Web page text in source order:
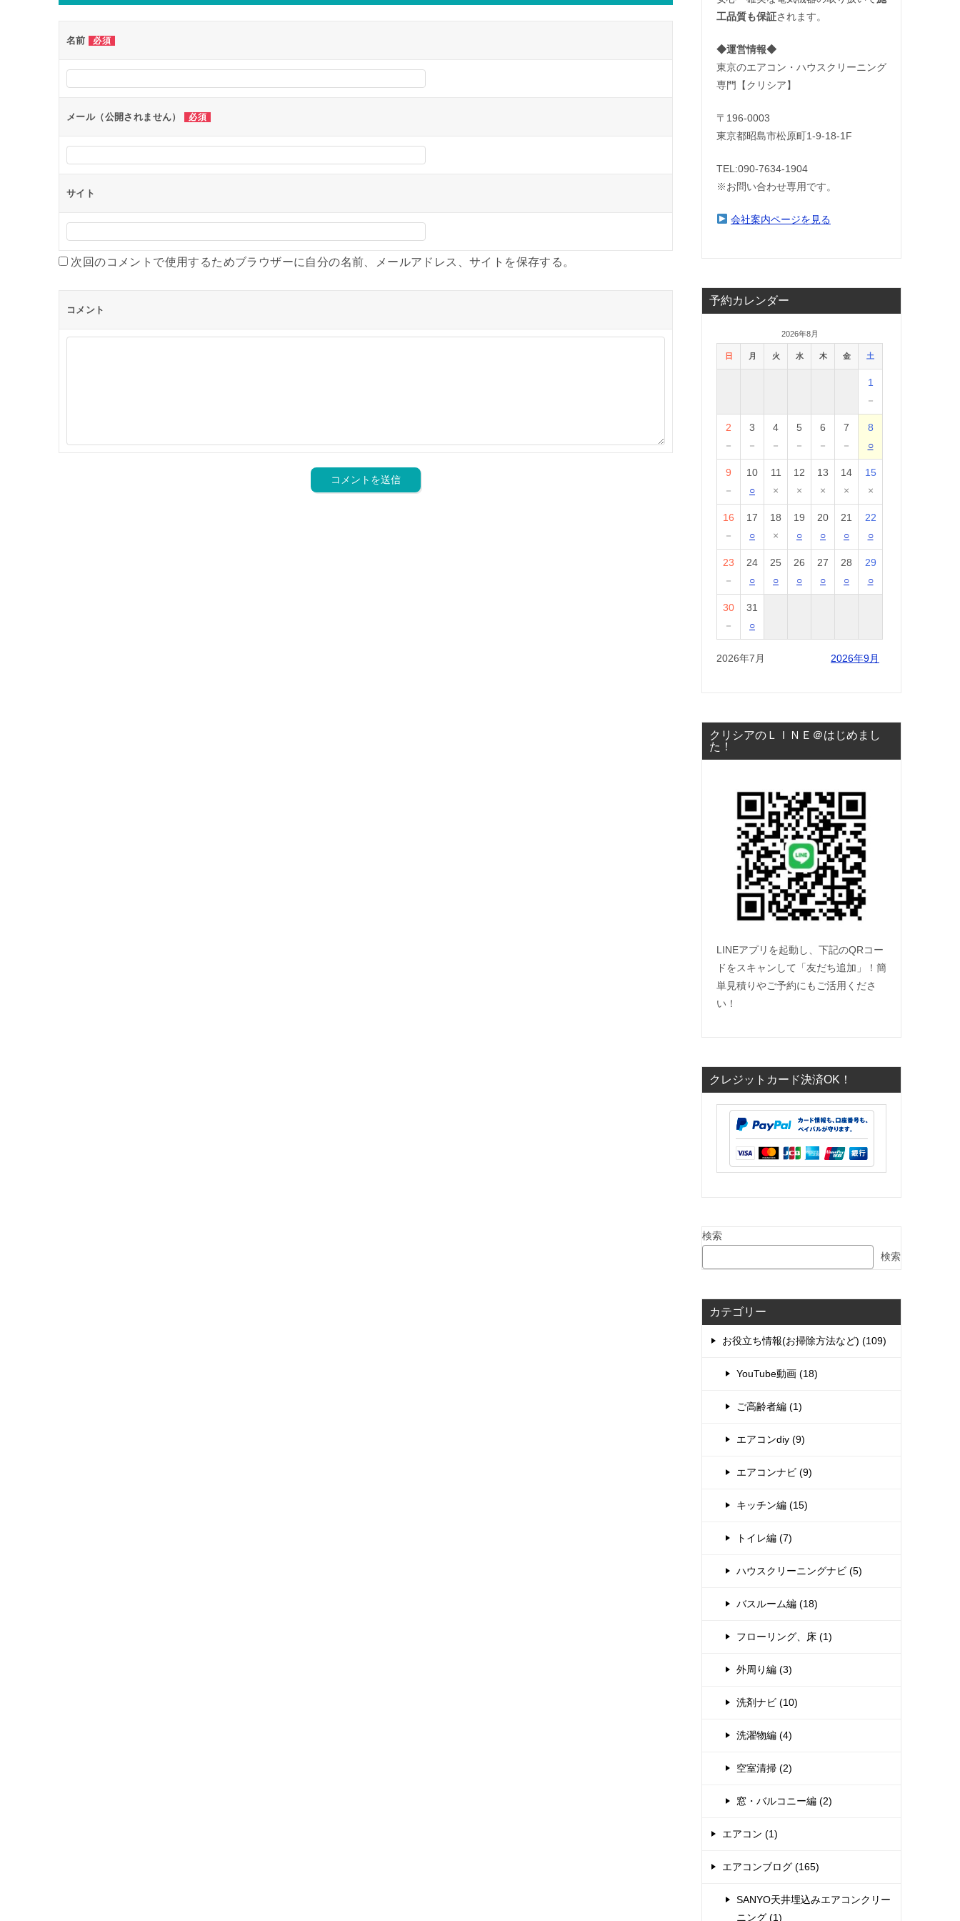
名前 必須
メール（公開されません） 必須
サイト
次回のコメントで使用するためブラウザーに自分の名前、メールアドレス、サイトを保存する。
コメント
工品質も保証されます。
◆運営情報◆
東京のエアコン・ハウスクリーニング
専門【クリシア】
〒196-0003
東京都昭島市松原町1-9‐18‐1F
TEL:090-7634-1904
※お問い合わせ専用です。
会社案内ページを見る
予約カレンダー
2026年8月
日 月 火 水 木 金 土
1
－
2
－
3
－
4
－
5
－
6
－
7
－
8
○
9
－
10
○
11
×
12
×
13
×
14
×
15
×
16
－
17
○
18
×
19
○
20
○
21
○
22
○
23
－
24
○
25
○
26
○
27
○
28
○
29
○
30
－
31
○
2026年7月 2026年9月
クリシアのＬＩＮＥ＠はじめまし
た！
LINEアプリを起動し、下記のQRコー
ドをスキャンして「友だち追加」！簡
単見積りやご予約にもご活用くださ
い！
クレジットカード決済OK！
検索
検索
カテゴリー
お役立ち情報(お掃除方法など) (109)
YouTube動画 (18)
ご高齢者編 (1)
エアコンdiy (9)
エアコンナビ (9)
キッチン編 (15)
トイレ編 (7)
ハウスクリーニングナビ (5)
バスルーム編 (18)
フローリング、床 (1)
外周り編 (3)
洗剤ナビ (10)
洗濯物編 (4)
空室清掃 (2)
窓・バルコニー編 (2)
エアコン (1)
エアコンブログ (165)
SANYO天井埋込みエアコンクリー
ニング (1)